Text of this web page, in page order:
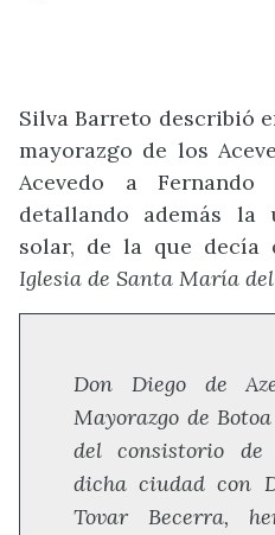
Silva Barreto describió
mayorazgo de los
Acevedo a
detallando además
solar, de la que decía
Iglesia de Santa María
Don Diego de
Mayorazgo de
del consistorio de
dicha ciudad con
Tovar Becerra,